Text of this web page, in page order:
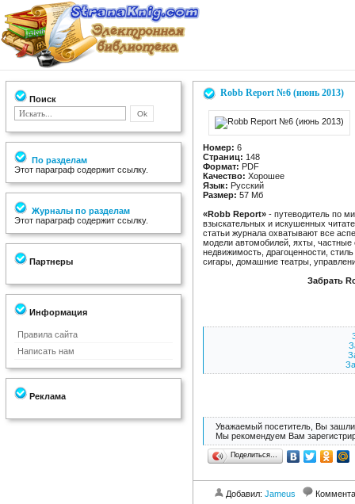
Поиск
По разделам
Этот параграф содержит ссылку.
Журналы по разделам
Этот параграф содержит ссылку.
Партнеры
Информация
Правила сайта
Написать нам
Реклама
Robb Report №6 (июнь 2013)
Номер: 6
Страниц: 148
Формат: PDF
Качество: Хорошее
Язык: Русский
Размер: 57 Мб
«Robb Report» - путеводитель по
взыскательных и искушенных
статьи журнала охватывают все
модели автомобилей, яхты,
недвижимость, драгоценности,
сигары, домашние театры,
Забрать
Уважаемый посетитель, Вы зашли
Мы рекомендуем Вам
Поделиться…
Добавил: Jameus